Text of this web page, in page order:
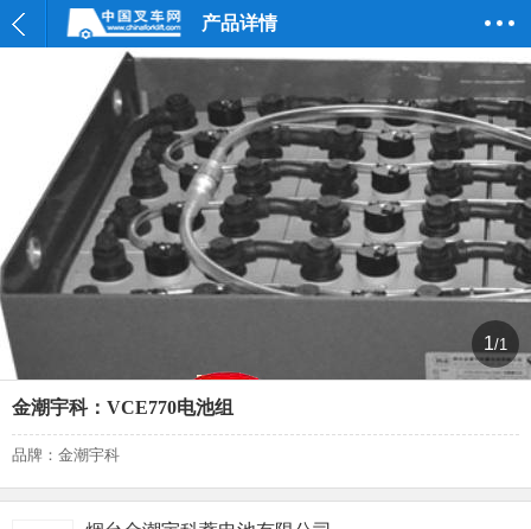
产品详情
1/1
金潮宇科：VCE770电池组
品牌：金潮宇科